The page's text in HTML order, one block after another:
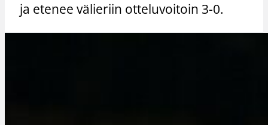
ja etenee välieriin otteluvoitoin 3-0.